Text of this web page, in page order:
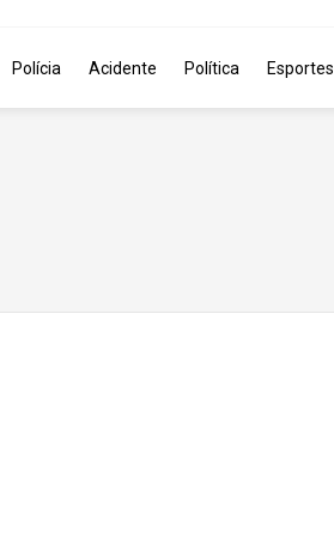
Polícia Acidente Política Esportes